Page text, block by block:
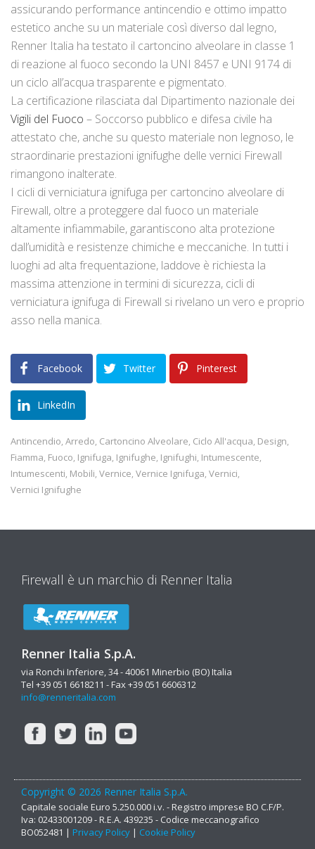
assicurando performance antincendio e ottimo impatto
estetico anche su un materiale così diverso dal legno,
Renner Italia ha testato il cartoncino alveolare in classe 1
di reazione al fuoco secondo la UNI 8457 e UNI 9174 di
un ciclo all’acqua trasparente e pigmentato.
La certificazione rilasciata dal Dipartimento nazionale dei
Vigili del Fuoco – Soccorso pubblico e difesa civile ha
attestato che, anche su questo materiale non legnoso, le
straordinarie prestazioni ignifughe delle vernici Firewall
rimangono inalterate.
I cicli di verniciatura ignifuga per cartoncino alveolare di
Firewall, oltre a proteggere dal fuoco un materiale
altamente infiammabile, garantiscono alta protezione
dall’umidità e resistenze chimiche e meccaniche. In tutti i
luoghi ad alta frequentazione, laddove è richiesta la
massima attenzione in termini di sicurezza, cicli di
verniciatura ignifuga di Firewall si rivelano un vero e proprio
asso nella manica.
Facebook Twitter Pinterest
LinkedIn
Antincendio, Arredo, Cartoncino Alveolare, Ciclo All'acqua, Design,
Fiamma, Fuoco, Ignifuga, Ignifughe, Ignifughi, Intumescente,
Intumescenti, Mobili, Vernice, Vernice Ignifuga, Vernici,
Vernici Ignifughe
Firewall è un marchio di Renner Italia
Renner Italia S.p.A.
via Ronchi Inferiore, 34 - 40061 Minerbio (BO) Italia
Tel +39 051 6618211 - Fax +39 051 6606312
info@renneritalia.com
Copyright © 2026 Renner Italia S.p.A.
Capitale sociale Euro 5.250.000 i.v. - Registro imprese BO C.F/P.
Iva: 02433001209 - R.E.A. 439235 - Codice meccanografico
BO052481 | Privacy Policy | Cookie Policy